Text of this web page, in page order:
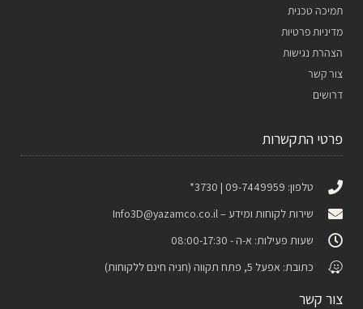
תמיכה טכנית
מדיניות פרטיות
הצהרת נגישות
צור קשר
דרושים
פרטי התקשרות
טלפון: 09-7449959 | 3730*
שירות לקוחות ומידע – Info3D@yazamco.co.il
שעות פעילות: א-ה - 08:00-17:30
כתובת: אפעל 5, פתח תקווה (חניה חינם ללקוחות)
צור קשר